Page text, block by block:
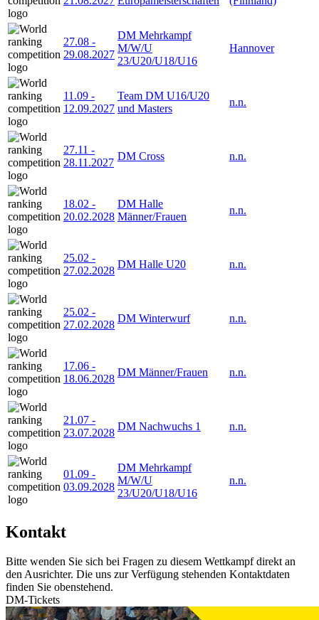
27.08 -
29.08.2027
DM Mehrkampf
M/W/U
23/U20/U18/U16
Hannover
11.09 -
12.09.2027
Team DM U16/U20
und Masters
n.n.
27.11 -
28.11.2027
DM Cross n.n.
18.02 -
20.02.2028
DM Halle
Männer/Frauen
n.n.
25.02 -
27.02.2028
DM Halle U20 n.n.
25.02 -
27.02.2028
DM Winterwurf n.n.
17.06 -
18.06.2028
DM Männer/Frauen n.n.
21.07 -
23.07.2028
DM Nachwuchs 1 n.n.
01.09 -
03.09.2028
DM Mehrkampf
M/W/U
23/U20/U18/U16
n.n.
Kontakt
Bitte wenden Sie sich bei Fragen zu diesem Wettkampf direkt an
den Ausrichter. Die uns zur Verfügung stehenden Kontaktdaten
finden Sie obenstehend.
DM-Tickets